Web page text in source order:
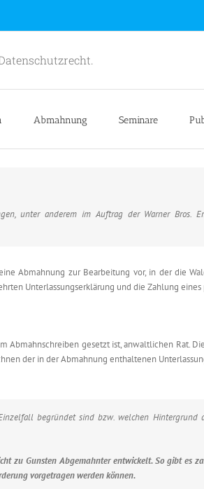
Abmahnung Seminare
unter anderem im Auftrag der Warner Bros.
Abmahnung zur Bearbeitung vor, in der die
Unterlassungserklärung und die Zahlung
Abmahnschreiben gesetzt ist, anwaltlichen Rat.
der in der Abmahnung enthaltenen
begründet sind bzw. welchen
zu Gunsten Abgemahnter entwickelt. So gibt es
vorgetragen werden können.